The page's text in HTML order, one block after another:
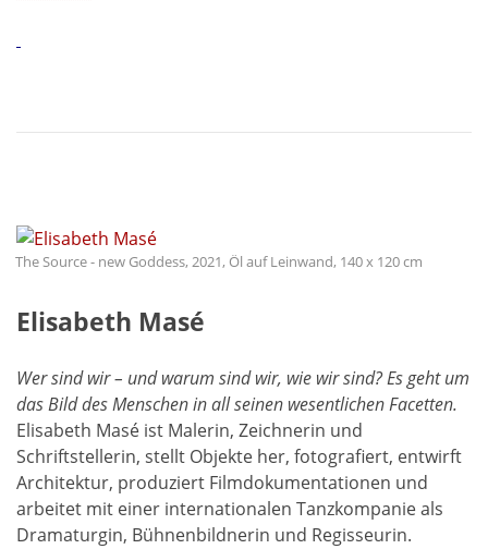
The Source - new Goddess, 2021, Öl auf Leinwand, 140 x 120 cm
Elisabeth Masé
Wer sind wir – und warum sind wir, wie wir sind? Es geht um
das Bild des Menschen in all seinen wesentlichen Facetten.
Elisabeth Masé ist Malerin, Zeichnerin und
Schriftstellerin, stellt Objekte her, fotografiert, entwirft
Architektur, produziert Filmdokumentationen und
arbeitet mit einer internationalen Tanzkompanie als
Dramaturgin, Bühnenbildnerin und Regisseurin.